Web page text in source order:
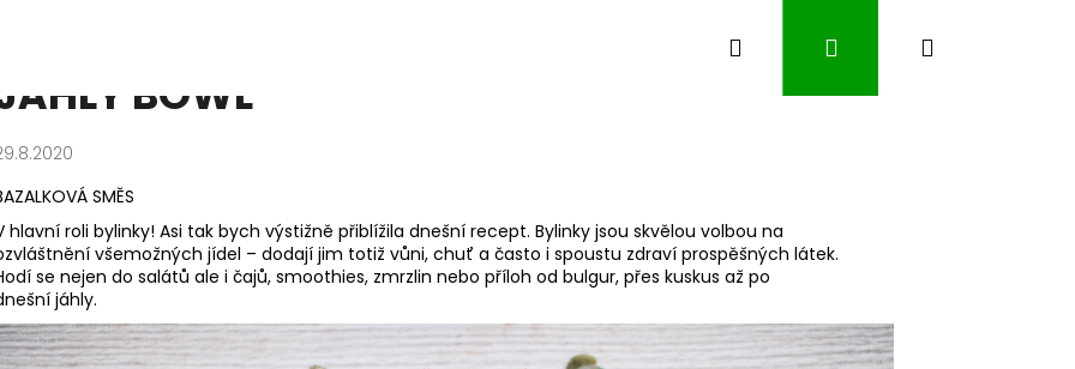
Hledat PřihlášeníNákupní
BOWL
SMĚS
hlavní roli bylinky! Asi tak bych výstižně přiblížila dnešní recept. Bylinky jsou skvělou volbou na
všemožných jídel – dodají jim totiž vůni, chuť a často i spoustu zdraví prospěšných látek.
se nejen do salátů ale i čajů, smoothies, zmrzlin nebo příloh od bulgur, přes kuskus až po
jáhly.
HLEDAT